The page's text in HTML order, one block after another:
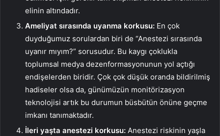
elinin altındadır.
Ameliyat sırasında uyanma korkusu: En çok
duyduğumuz sorulardan biri de “Anestezi sırasında
uyanır mıyım?” sorusudur. Bu kaygı çoklukla
toplumsal medya dezenformasyonunun yol açtığı
endişelerden biridir. Çok çok düşük oranda bildirilmiş
hadiseler olsa da, günümüzün monitörizasyon
teknolojisi artık bu durumun büsbütün önüne geçme
imkanı tanımaktadır.
İleri yaşta anestezi korkusu: Anestezi riskinin yaşla